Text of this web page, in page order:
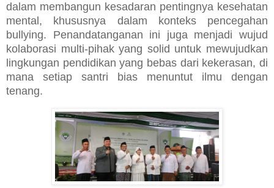
dalam membangun kesadaran pentingnya kesehatan
mental, khususnya dalam konteks pencegahan
bullying. Penandatanganan ini juga menjadi wujud
kolaborasi multi-pihak yang solid untuk mewujudkan
lingkungan pendidikan yang bebas dari kekerasan, di
mana setiap santri bias menuntut ilmu dengan
tenang.